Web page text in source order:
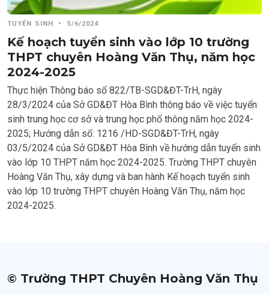
TUYỂN SINH • 5/6/2024
Kế hoạch tuyển sinh vào lớp 10 trường
THPT chuyên Hoàng Văn Thụ, năm học
2024-2025
Thực hiện Thông báo số 822/TB-SGD&ĐT-TrH, ngày
28/3/2024 của Sở GD&ĐT Hòa Bình thông báo về việc tuyển
sinh trung học cơ sở và trung học phổ thông năm học 2024-
2025; Hướng dẫn số: 1216 /HD-SGD&ĐT-TrH, ngày
03/5/2024 của Sở GD&ĐT Hòa Bình về hướng dẫn tuyển sinh
vào lớp 10 THPT năm học 2024-2025. Trường THPT chuyên
Hoàng Văn Thụ, xây dựng và ban hành Kế hoạch tuyển sinh
vào lớp 10 trường THPT chuyên Hoàng Văn Thụ, năm học
2024-2025.
© Trường THPT Chuyên Hoàng Văn Thụ